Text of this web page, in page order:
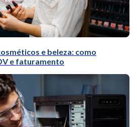
e beleza: como
e faturamento